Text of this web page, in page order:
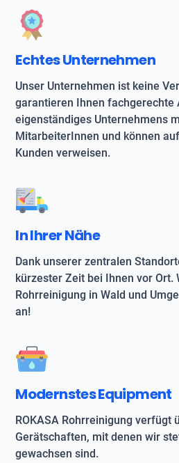
Echtes Unternehmen
Unser Unternehmen ist keine
garantieren Ihnen fachgerechte
eigenständiges Unternehmens
MitarbeiterInnen und können
Kunden verweisen.
In Ihrer Nähe
Dank unserer zentralen
kürzester Zeit bei Ihnen vor Ort.
Rohrreinigung in Wald und
an!
Modernstes Equipment
ROKASA Rohrreinigung verfügt
Gerätschaften, mit denen wir
gewachsen sind.